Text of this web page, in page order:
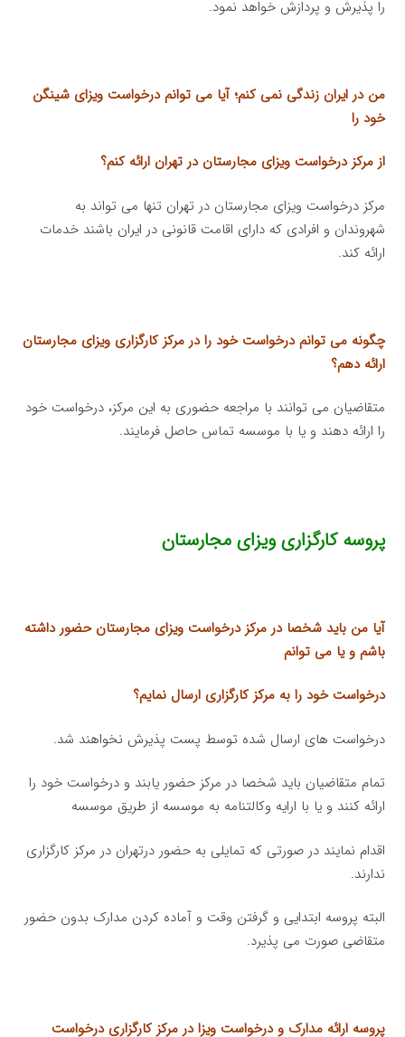
را پذیرش و پردازش خواهد نمود.
من در ایران زندگی نمی کنم؛ آیا می توانم درخواست ویزای شینگن
خود را
از مرکز درخواست ویزای مجارستان در تهران ارائه کنم؟
مرکز درخواست ویزای مجارستان در تهران تنها می تواند به
شهروندان و افرادی که دارای اقامت قانونی در ایران باشند خدمات
ارائه کند.
چگونه می توانم درخواست خود را در مرکز کارگزاری ویزای مجارستان
ارائه دهم؟
متقاضیان می توانند با مراجعه حضوری به این مرکز، درخواست خود
را ارائه دهند و یا با موسسه تماس حاصل فرمایند.
پروسه کارگزاری ویزای مجارستان
آیا من باید شخصا در مرکز درخواست ویزای مجارستان حضور داشته
باشم و یا می توانم
درخواست خود را به مرکز کارگزاری ارسال نمایم؟
درخواست های ارسال شده توسط پست پذیرش نخواهند شد.
تمام متقاضیان باید شخصا در مرکز حضور یابند و درخواست خود را
ارائه کنند و یا با ارایه وکالتنامه به موسسه از طریق موسسه
اقدام نمایند در صورتی که تمایلی به حضور درتهران در مرکز کارگزاری
ندارند.
البته پروسه ابتدایی و گرفتن وقت و آماده کردن مدارک بدون حضور
متقاضی صورت می پذیرد.
پروسه ارائه مدارک و درخواست ویزا در مرکز کارگزاری درخواست